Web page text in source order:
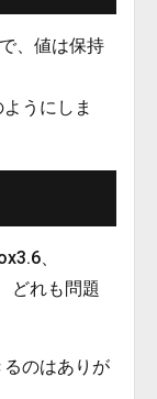
、値は保持
うにしま
、
どれも問題
のはありが